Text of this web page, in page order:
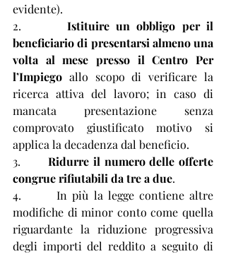
evidente).
2. Istituire un obbligo per il
beneficiario di presentarsi almeno una
volta al mese presso il Centro Per
l’Impiego allo scopo di verificare la
ricerca attiva del lavoro; in caso di
mancata presentazione senza
comprovato giustificato motivo si
applica la decadenza dal beneficio.
3. Ridurre il numero delle offerte
congrue rifiutabili da tre a due.
4.       In più la legge contiene altre
modifiche di minor conto come quella
riguardante la riduzione progressiva
degli importi del reddito a seguito di